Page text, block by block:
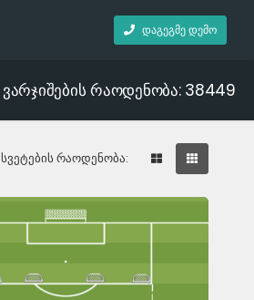
დაგეგმე დემო
ვარჯიშების რაოდენობა: 38449
სვეტების რაოდენობა: